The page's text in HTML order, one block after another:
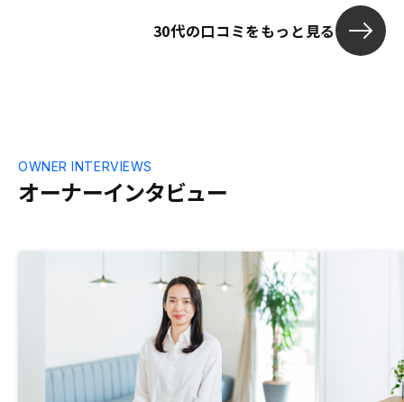
30代の口コミをもっと見る
オーナーインタビュー
OWNER INTERVIEWS